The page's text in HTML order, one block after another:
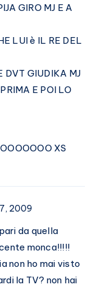
GIRO MJ E A
LUI è IL RE DEL
DVT GIUDIKA MJ
E POI LO
XS
2009
da quella
monca!!!!!
non ho mai visto
la TV? non hai